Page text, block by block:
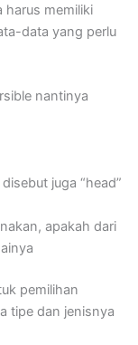
harus memiliki
data yang perlu
nantinya
juga “head”
apakah dari
pemilihan
tipe dan jenisnya